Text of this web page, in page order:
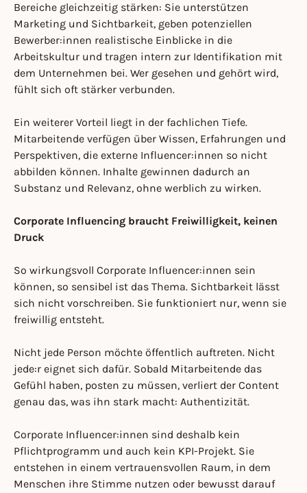
Bereiche gleichzeitig stärken: Sie unterstützen
Marketing und Sichtbarkeit, geben potenziellen
Bewerber:innen realistische Einblicke in die
Arbeitskultur und tragen intern zur Identifikation mit
dem Unternehmen bei. Wer gesehen und gehört wird,
fühlt sich oft stärker verbunden.
Ein weiterer Vorteil liegt in der fachlichen Tiefe.
Mitarbeitende verfügen über Wissen, Erfahrungen und
Perspektiven, die externe Influencer:innen so nicht
abbilden können. Inhalte gewinnen dadurch an
Substanz und Relevanz, ohne werblich zu wirken.
Corporate Influencing braucht Freiwilligkeit, keinen
Druck
So wirkungsvoll Corporate Influencer:innen sein
können, so sensibel ist das Thema. Sichtbarkeit lässt
sich nicht vorschreiben. Sie funktioniert nur, wenn sie
freiwillig entsteht.
Nicht jede Person möchte öffentlich auftreten. Nicht
jede:r eignet sich dafür. Sobald Mitarbeitende das
Gefühl haben, posten zu müssen, verliert der Content
genau das, was ihn stark macht: Authentizität.
Corporate Influencer:innen sind deshalb kein
Pflichtprogramm und auch kein KPI-Projekt. Sie
entstehen in einem vertrauensvollen Raum, in dem
Menschen ihre Stimme nutzen oder bewusst darauf